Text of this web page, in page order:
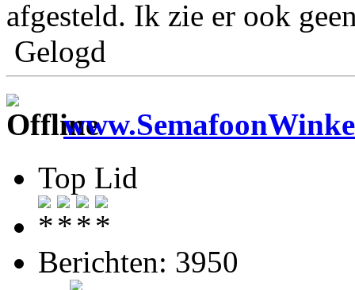
afgesteld. Ik zie er ook
Gelogd
Top Lid
Berichten: 3950